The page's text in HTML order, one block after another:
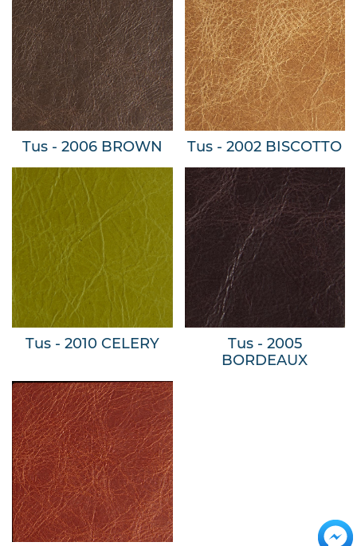
Tus - 2006 BROWN Tus - 2002 BISCOTTO
Tus - 2010 CELERY
Tus - 2005
BORDEAUX